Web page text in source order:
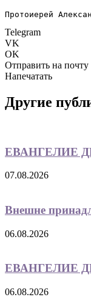
Протоиерей
Telegram
VK
OK
Отправить на почту
Напечатать
Другие
ЕВАНГЕЛИЕ
07.08.2026
Внешне
06.08.2026
ЕВАНГЕЛИЕ
06.08.2026